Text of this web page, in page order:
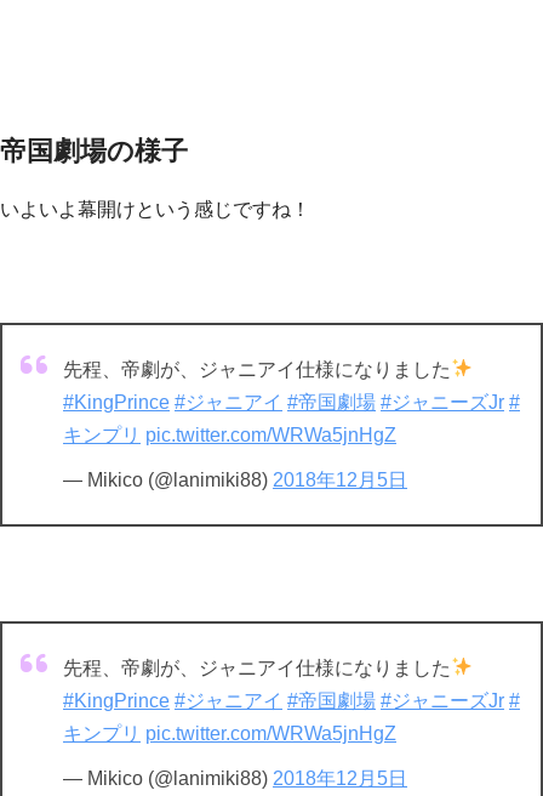
帝国劇場の様子
いよいよ幕開けという感じですね！
先程、帝劇が、ジャニアイ仕様になりました
#KingPrince #ジャニアイ #帝国劇場 #ジャニーズJr #
キンプリ pic.twitter.com/WRWa5jnHgZ
— Mikico (@lanimiki88) 2018年12月5日
先程、帝劇が、ジャニアイ仕様になりました
#KingPrince #ジャニアイ #帝国劇場 #ジャニーズJr #
キンプリ pic.twitter.com/WRWa5jnHgZ
— Mikico (@lanimiki88) 2018年12月5日